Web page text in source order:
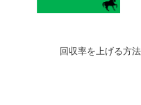
回収率を上げる方法